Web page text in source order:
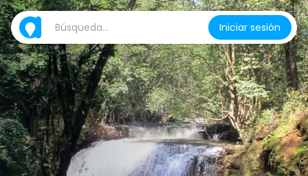
Iniciar sesión